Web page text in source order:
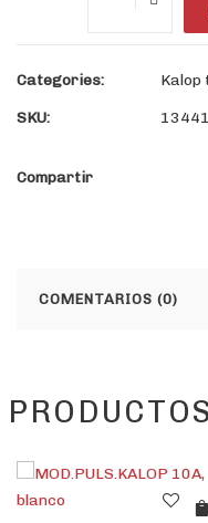
Categories: Kalop
SKU:
13441
Compartir
COMENTARIOS (0)